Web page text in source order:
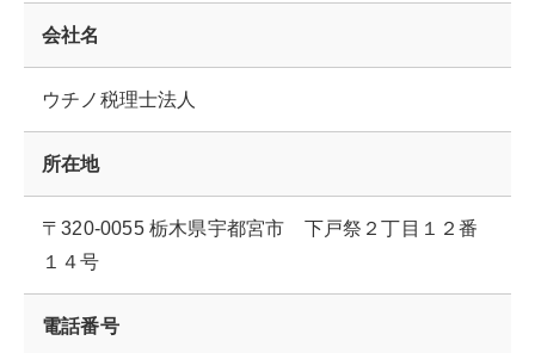
会社名
ウチノ税理士法人
所在地
〒320-0055 栃木県宇都宮市 下戸祭２丁目１２番
１４号
電話番号